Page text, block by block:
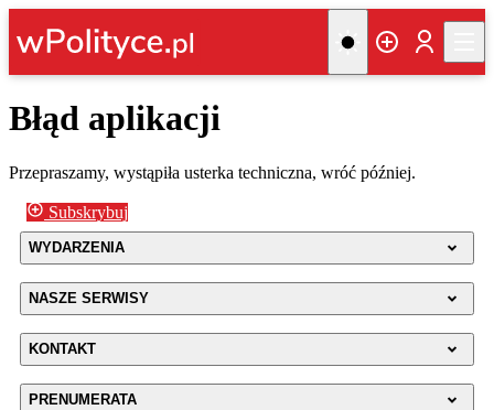
Błąd aplikacji
Przepraszamy, wystąpiła usterka techniczna, wróć później.
Subskrybuj
WYDARZENIA
NASZE SERWISY
KONTAKT
PRENUMERATA